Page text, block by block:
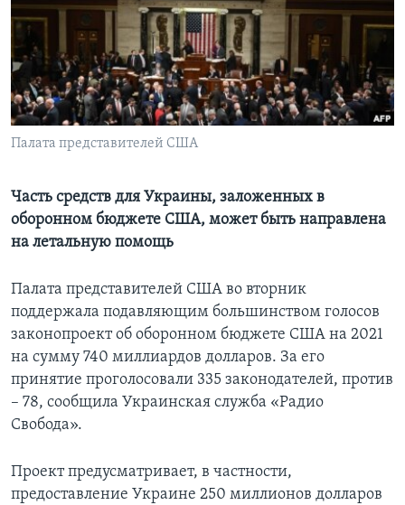
Learning English
СОЦИАЛЬНЫЕ СЕТИ
Палата представителей США
Часть средств для Украины, заложенных в
оборонном бюджете США, может быть направлена
на летальную помощь
Палата представителей США во вторник
поддержала подавляющим большинством голосов
законопроект об оборонном бюджете США на 2021
на сумму 740 миллиардов долларов. За его
принятие проголосовали 335 законодателей, против
– 78, сообщила Украинская служба «Радио
Свобода».
Проект предусматривает, в частности,
предоставление Украине 250 миллионов долларов